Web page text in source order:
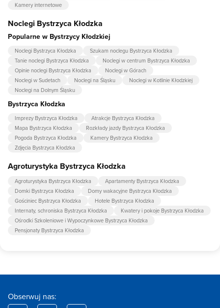
Kamery internetowe
Noclegi Bystrzyca Kłodzka
Popularne w Bystrzycy Kłodzkiej
Noclegi Bystrzyca Kłodzka
Szukam noclegu Bystrzyca Kłodzka
Tanie noclegi Bystrzyca Kłodzka
Noclegi w centrum Bystrzyca Kłodzka
Opinie noclegi Bystrzyca Kłodzka
Noclegi w Górach
Noclegi w Sudetach
Noclegi na Śląsku
Noclegi w Kotlinie Kłodzkiej
Noclegi na Dolnym Śląsku
Bystrzyca Kłodzka
Imprezy Bystrzyca Kłodzka
Atrakcje Bystrzyca Kłodzka
Mapa Bystrzyca Kłodzka
Rozkłady jazdy Bystrzyca Kłodzka
Pogoda Bystrzyca Kłodzka
Kamery Bystrzyca Kłodzka
Zdjęcia Bystrzyca Kłodzka
Agroturystyka Bystrzyca Kłodzka
Agroturystyka Bystrzyca Kłodzka
Apartamenty Bystrzyca Kłodzka
Domki Bystrzyca Kłodzka
Domy wakacyjne Bystrzyca Kłodzka
Gościniec Bystrzyca Kłodzka
Hotele Bystrzyca Kłodzka
Internaty, schroniska Bystrzyca Kłodzka
Kwatery i pokoje Bystrzyca Kłodzka
Ośrodki Szkoleniowe i Wypoczynkowe Bystrzyca Kłodzka
Pensjonaty Bystrzyca Kłodzka
Obserwuj nas: